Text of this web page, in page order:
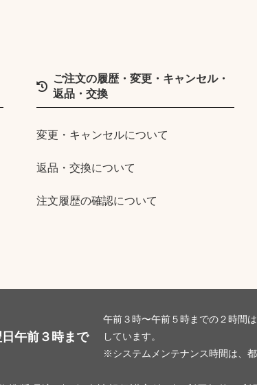
ご注文の履歴・変更・キャンセル・
返品・交換
変更・キャンセルについて
返品・交換について
注文履歴の確認について
午前３時まで
午前３時〜午前５時までの２時間
しています。
※システムメンテナンス時間は、